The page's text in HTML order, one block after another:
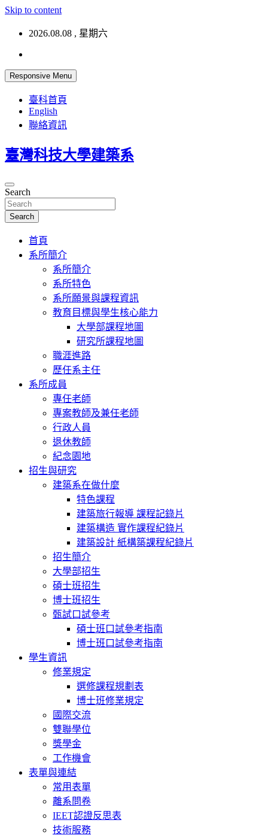
Skip to content
2026.08.08 , 星期六
Responsive Menu
臺科首頁
English
聯絡資訊
臺灣科技大學建築系
Search
Search
首頁
系所簡介
系所簡介
系所特色
系所願景與課程資訊
教育目標與學生核心能力
大學部課程地圖
研究所課程地圖
職涯進路
歷任系主任
系所成員
專任老師
專案教師及兼任老師
行政人員
退休教師
紀念園地
招生與研究
建築系在做什麼
特色課程
建築旅行報導 課程記錄片
建築構造 實作課程紀錄片
建築設計 紙構築課程紀錄片
招生簡介
大學部招生
碩士班招生
博士班招生
甄試口試參考
碩士班口試參考指南
博士班口試參考指南
學生資訊
修業規定
選修課程規劃表
博士班修業規定
國際交流
雙聯學位
獎學金
工作機會
表單與連結
常用表單
離系問卷
IEET認證反思表
技術服務